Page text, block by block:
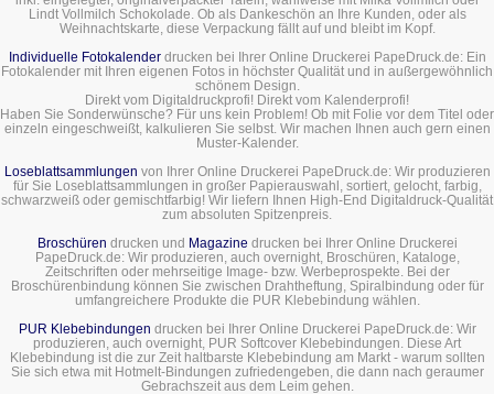
Lindt Vollmilch Schokolade. Ob als Dankeschön an Ihre Kunden, oder als
Weihnachtskarte, diese Verpackung fällt auf und bleibt im Kopf.
Individuelle Fotokalenderdrucken bei Ihrer Online Druckerei PapeDruck.de: Ein
Fotokalender mit Ihren eigenen Fotos in höchster Qualität und in außergewöhnlich
schönem Design.
Direkt vom Digitaldruckprofi! Direkt vom Kalenderprofi!
Haben Sie Sonderwünsche? Für uns kein Problem! Ob mit Folie vor dem Titel oder
einzeln eingeschweißt, kalkulieren Sie selbst. Wir machen Ihnen auch gern einen
Muster-Kalender.
Loseblattsammlungen von Ihrer Online Druckerei PapeDruck.de: Wir produzieren
für Sie Loseblattsammlungen in großer Papierauswahl, sortiert, gelocht, farbig,
schwarzweiß oder gemischtfarbig! Wir liefern Ihnen High-End Digitaldruck-Qualität
zum absoluten Spitzenpreis.
Broschüren drucken und Magazine drucken bei Ihrer Online Druckerei
PapeDruck.de: Wir produzieren, auch overnight, Broschüren, Kataloge,
Zeitschriften oder mehrseitige Image- bzw. Werbeprospekte. Bei der
Broschürenbindung können Sie zwischen Drahtheftung, Spiralbindung oder für
umfangreichere Produkte die PUR Klebebindung wählen.
PUR Klebebindungen drucken bei Ihrer Online Druckerei PapeDruck.de: Wir
produzieren, auch overnight, PUR Softcover Klebebindungen. Diese Art
Klebebindung ist die zur Zeit haltbarste Klebebindung am Markt - warum sollten
Sie sich etwa mit Hotmelt-Bindungen zufriedengeben, die dann nach geraumer
Gebrachszeit aus dem Leim gehen.